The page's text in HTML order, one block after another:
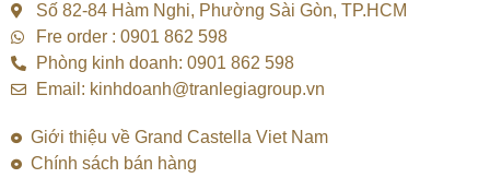
Số 82-84 Hàm Nghi, Phường Sài Gòn, TP.HCM
Fre order : 0901 862 598
Phòng kinh doanh: 0901 862 598
Email: kinhdoanh@tranlegiagroup.vn
Giới thiệu về Grand Castella Viet Nam
Chính sách bán hàng